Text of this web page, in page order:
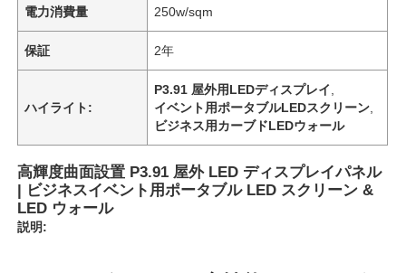
ホーム
動画
電力消費量 250w/sqm
保証 2年
ハイライト:
P3.91 屋外用LEDディスプレイ
イベント用ポータブルLEDスクリーン
ビジネス用カーブドLEDウォール
高輝度曲面設置 P3.91 屋外 LED ディスプレイパネル
| ビジネスイベント用ポータブル LED スクリーン &
LED ウォール
説明: